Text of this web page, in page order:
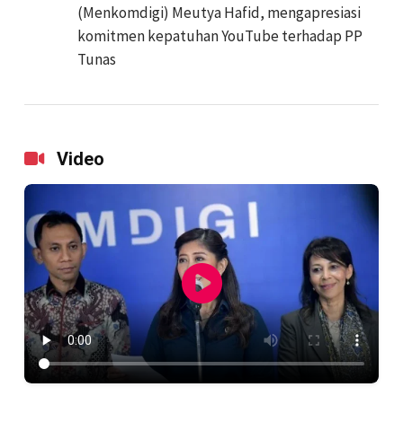
(Menkomdigi) Meutya Hafid, mengapresiasi
komitmen kepatuhan YouTube terhadap PP
Tunas
Video